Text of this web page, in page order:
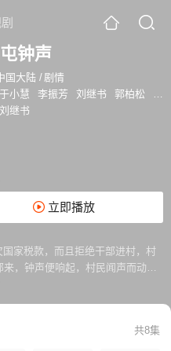
钟声
国大陆 /剧情
于小慧 李振芳 刘继书 郭柏松
柏
刘继书
立即播放
家税款，而且拒绝干部进村，村
，钟声便响起，村民闻声而动，
引起了普遍关注。为了彻底解决
办实事，先后解决了集资款、土
共8集